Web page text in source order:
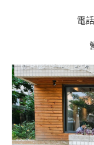
電